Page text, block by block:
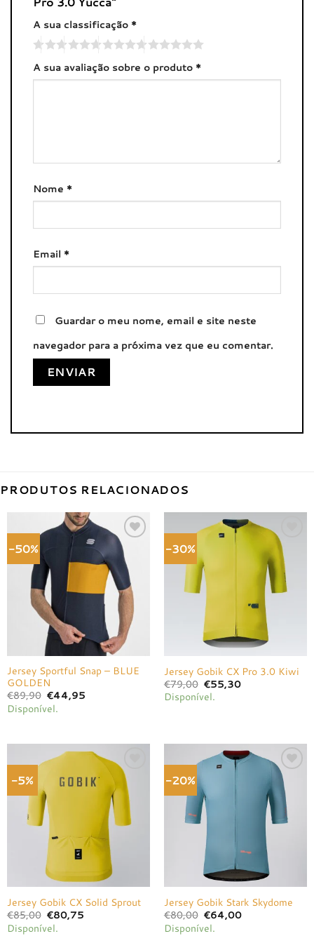
A sua classificação *
A sua avaliação sobre o produto *
Nome *
Email *
Guardar o meu nome, email e site neste
navegador para a próxima vez que eu comentar.
PRODUTOS RELACIONADOS
-50%
Adicionar
à lista de
desejos
Jersey Sportful Snap – BLUE
GOLDEN
€89,90 O
preço
original
€44,95O
Disponível.
-30%
Adicionar
à lista de
desejos
Jersey Gobik CX Pro 3.0 Kiwi
€79,00 O
preço
original
€55,30O
Disponível.
-5%
Adicionar
à lista de
desejos
Jersey Gobik CX Solid Sprout
€85,00 O
preço
original
€80,75O
Disponível.
-20%
Adicionar
à lista de
desejos
Jersey Gobik Stark Skydome
€80,00 O
preço
original
€64,00O
Disponível.